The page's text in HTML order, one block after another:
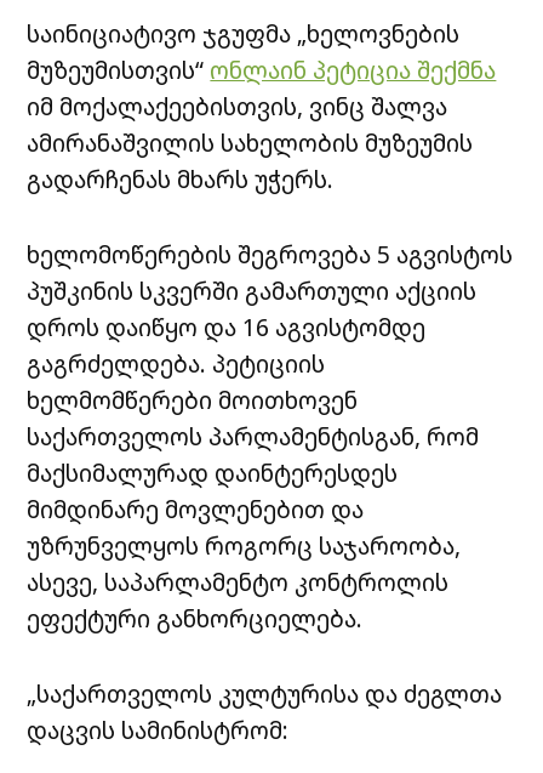
საინიციატივო ჯგუფმა „ხელოვნების
მუზეუმისთვის“ ონლაინ პეტიცია შექმნა
იმ მოქალაქეებისთვის, ვინც შალვა
ამირანაშვილის სახელობის მუზეუმის
გადარჩენას მხარს უჭერს.
ხელომოწერების შეგროვება 5 აგვისტოს
პუშკინის სკვერში გამართული აქციის
დროს დაიწყო და 16 აგვისტომდე
გაგრძელდება. პეტიციის
ხელმომწერები მოითხოვენ
საქართველოს პარლამენტისგან, რომ
მაქსიმალურად დაინტერესდეს
მიმდინარე მოვლენებით და
უზრუნველყოს როგორც საჯაროობა,
ასევე, საპარლამენტო კონტროლის
ეფექტური განხორციელება.
„საქართველოს კულტურისა და ძეგლთა
დაცვის სამინისტრომ: